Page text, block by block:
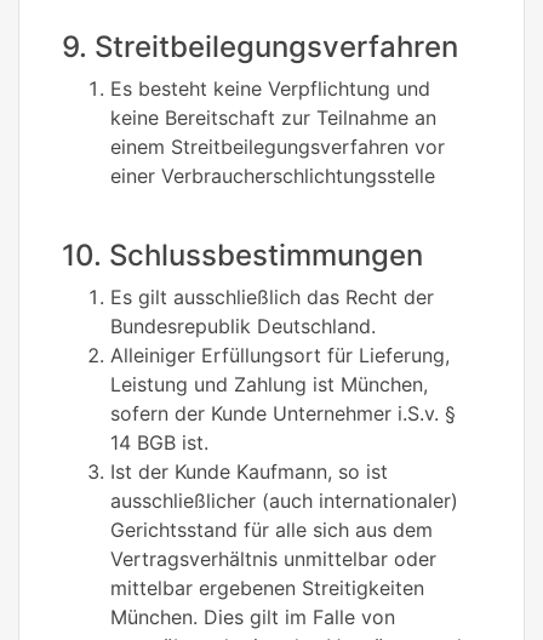
9. Streitbeilegungsverfahren
Es besteht keine Verpflichtung und
keine Bereitschaft zur Teilnahme an
einem Streitbeilegungsverfahren vor
einer Verbraucherschlichtungsstelle
10. Schlussbestimmungen
Es gilt ausschließlich das Recht der
Bundesrepublik Deutschland.
Alleiniger Erfüllungsort für Lieferung,
Leistung und Zahlung ist München,
sofern der Kunde Unternehmer i.S.v. §
14 BGB ist.
Ist der Kunde Kaufmann, so ist
ausschließlicher (auch internationaler)
Gerichtsstand für alle sich aus dem
Vertragsverhältnis unmittelbar oder
mittelbar ergebenen Streitigkeiten
München. Dies gilt im Falle von